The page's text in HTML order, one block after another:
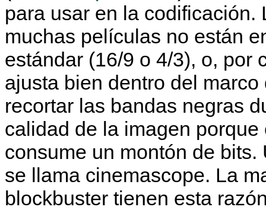
para usar en la codificación.
muchas películas no están
estándar (16/9 o 4/3), o, por
ajusta bien dentro del
recortar las bandas negras
calidad de la imagen
consume un montón de
se llama cinemascope. La
blockbuster tienen esta